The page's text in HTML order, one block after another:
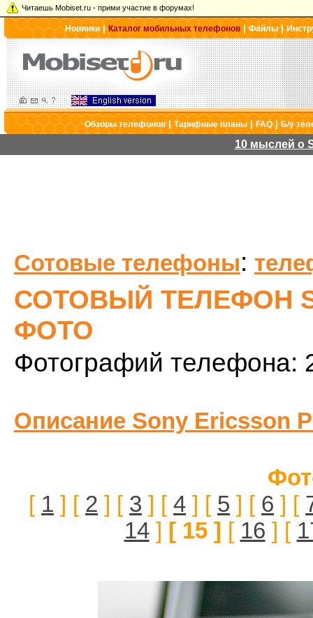
Читаешь Mobiset.ru - прими участие в форумах!
Новинки|Каталог мобильных телефонов |Файлы|
Обзоры телефонов|Тарифные планы|FAQ|Б/у
10 мыслей о
Сотовые телефоны:
СОТОВЫЙ ТЕЛЕФОН
ФОТО
Фотографий телефона:
Описание Sony Ericsson
[ 1 ] [ 2 ] [ 3 ] [ 4 ] [ 5 ] [ 6 ] [
14] [ 15 ] [ 16 ] [